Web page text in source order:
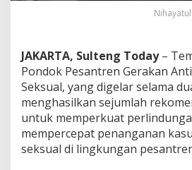
JAKARTA, Sulteng Today–
Pondok Pesantren Gerakan
Seksual, yang digelar selama
menghasilkan sejumlah
untuk memperkuat
mempercepat penanganan
seksual di lingkungan